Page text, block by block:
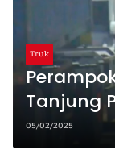
Truk
Tanjung
Mobil
05/02/2025